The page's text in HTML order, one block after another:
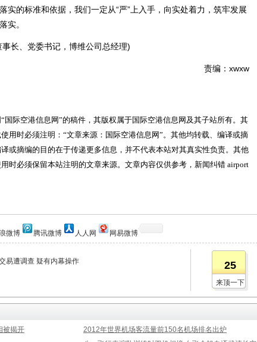
实的标准和依据，我们一定从“严”上入手，向实处着力，筑牢发展
实。
、党委书记，博维公司总经理)
责编：xwxw
际空港信息网”的稿件，其版权属于国际空港信息网及其子站所有。其
用时必须注明：“文章来源：国际空港信息网”。其他均转载、编译或摘
或摘编的目的在于传递更多信息，并不代表本站对其真实性负责。其他
时必须保留本站注明的文章来源。文章内容仅供参考，新闻纠错 airport
微博 腾讯微博 人人网 网易微博
易遭调查 疑有内幕操作 25
来顶一下
被揭开
2012年世界机场客流量前150名机场排名出炉